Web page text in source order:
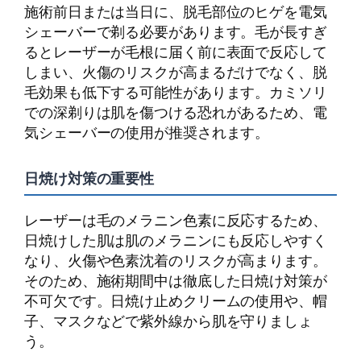
施術前日または当日に、脱毛部位のヒゲを電気
シェーバーで剃る必要があります。毛が長すぎ
るとレーザーが毛根に届く前に表面で反応して
しまい、火傷のリスクが高まるだけでなく、脱
毛効果も低下する可能性があります。カミソリ
での深剃りは肌を傷つける恐れがあるため、電
気シェーバーの使用が推奨されます。
日焼け対策の重要性
レーザーは毛のメラニン色素に反応するため、
日焼けした肌は肌のメラニンにも反応しやすく
なり、火傷や色素沈着のリスクが高まります。
そのため、施術期間中は徹底した日焼け対策が
不可欠です。日焼け止めクリームの使用や、帽
子、マスクなどで紫外線から肌を守りましょ
う。